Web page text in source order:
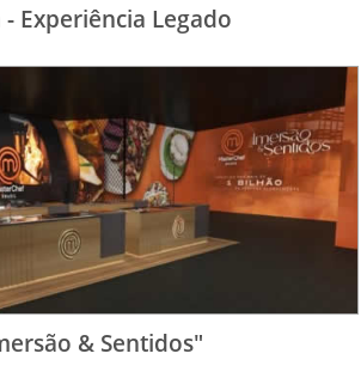
Experiência Legado
& Sentidos"